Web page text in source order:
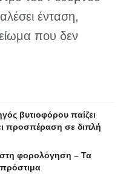
ένταση,
που δεν
βυτιοφόρου παίζει
προσπέραση σε διπλή
στη φορολόγηση – Τα
πρόστιμα